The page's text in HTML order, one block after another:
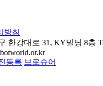
방침
한강대로 31, KY빌딩 8층
등록 브로슈어